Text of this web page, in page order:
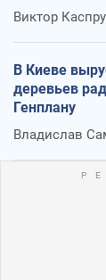
Виктор
В Киеве
деревьев
Генплану
Владислав